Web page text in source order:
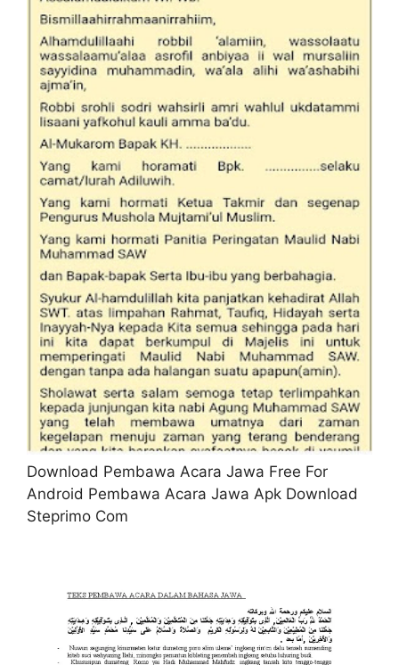
Download Pembawa Acara Jawa Free For
Android Pembawa Acara Jawa Apk Download
Steprimo Com